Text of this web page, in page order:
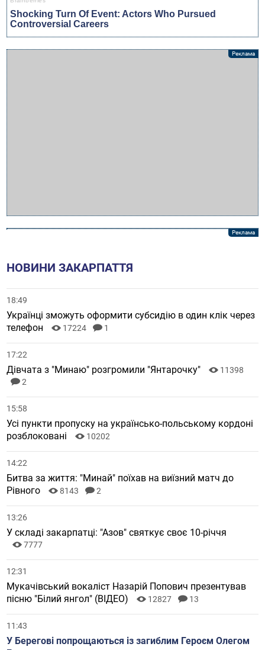
НОВИНИ ЗАКАРПАТТЯ
18:49
Українці зможуть оформити субсидію в один клік через
телефон
17224 1
17:22
Дівчата з "Минаю" розгромили "Янтарочку"
11398
2
15:58
Усі пункти пропуску на українсько-польському кордоні
розблоковані
10202
14:22
Битва за життя: "Минай" поїхав на виїзний матч до
Рівного
8143 2
13:26
У складі закарпатці: "Азов" святкує своє 10-річчя
7777
12:31
Мукачівський вокаліст Назарій Попович презентував
пісню "Білий янгол" (ВІДЕО)
12827 13
11:43
У Берегові попрощаються із загиблим Героєм Олегом